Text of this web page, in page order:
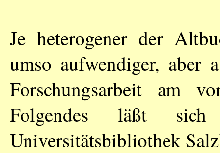
Je heterogener der
umso aufwendiger, aber
Forschungsarbeit am
Folgendes läßt
Universitätsbibliothek